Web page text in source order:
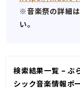
※音楽祭の詳細
い。
検索結果一覧 – ぶ
シック音楽情報ポ